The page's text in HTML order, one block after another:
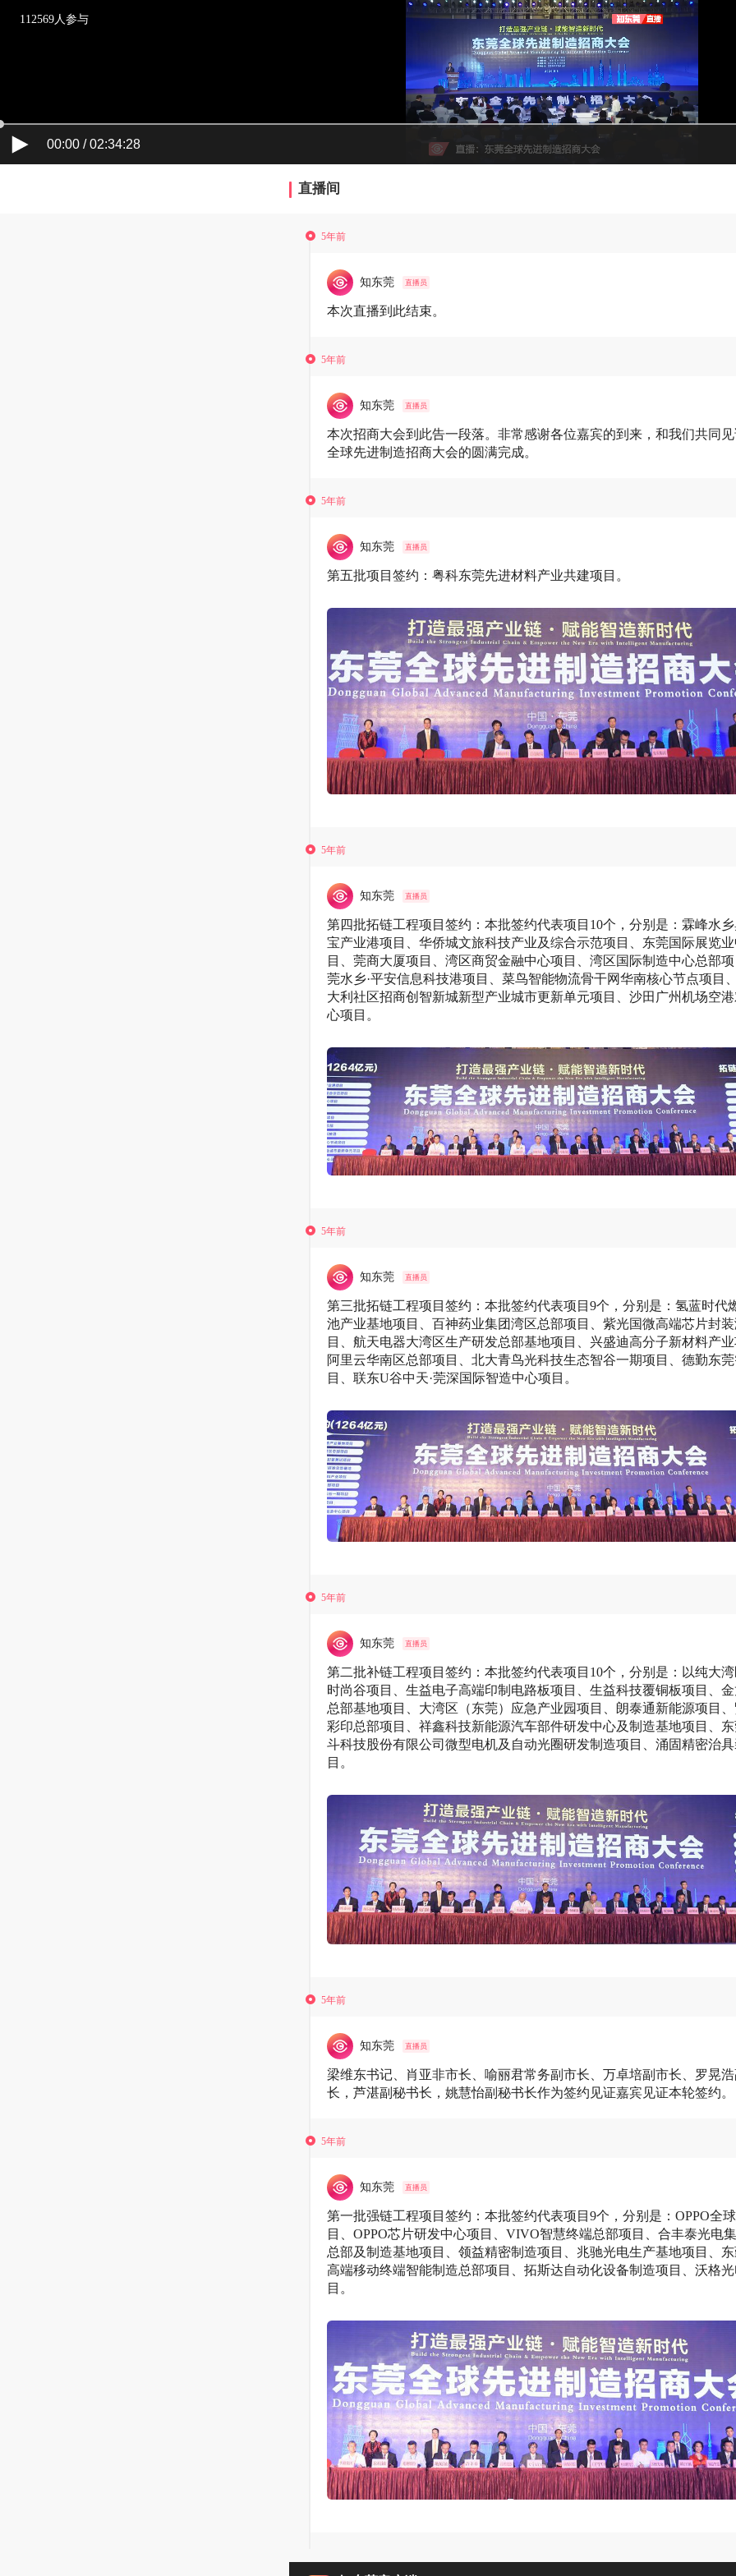
00:00 / 02:34:28
112569人参与
直播间
5年前
知东莞 直播员
本次直播到此结束。
5年前
知东莞 直播员
本次招商大会到此告一段落。非常感谢各位嘉宾的到来，和我们共同
全球先进制造招商大会的圆满完成。
5年前
知东莞 直播员
第五批项目签约：粤科东莞先进材料产业共建项目。
5年前
知东莞 直播员
第四批拓链工程项目签约：本批签约代表项目10个，分别是：霖峰水
宝产业港项目、华侨城文旅科技产业及综合示范项目、东莞国际展览
目、莞商大厦项目、湾区商贸金融中心项目、湾区国际制造中心总部
莞水乡·平安信息科技港项目、菜鸟智能物流骨干网华南核心节点项目
大利社区招商创智新城新型产业城市更新单元项目、沙田广州机场空
心项目。
5年前
知东莞 直播员
第三批拓链工程项目签约：本批签约代表项目9个，分别是：氢蓝时代
池产业基地项目、百神药业集团湾区总部项目、紫光国微高端芯片封
目、航天电器大湾区生产研发总部基地项目、兴盛迪高分子新材料产
阿里云华南区总部项目、北大青鸟光科技生态智谷一期项目、德勤东
目、联东U谷中天·莞深国际智造中心项目。
5年前
知东莞 直播员
第二批补链工程项目签约：本批签约代表项目10个，分别是：以纯大
时尚谷项目、生益电子高端印制电路板项目、生益科技覆铜板项目、
总部基地项目、大湾区（东莞）应急产业园项目、朗泰通新能源项目
彩印总部项目、祥鑫科技新能源汽车部件研发中心及制造基地项目、
斗科技股份有限公司微型电机及自动光圈研发制造项目、涌固精密治
目。
5年前
知东莞 直播员
梁维东书记、肖亚非市长、喻丽君常务副市长、万卓培副市长、罗晃
长，芦湛副秘书长，姚慧怡副秘书长作为签约见证嘉宾见证本轮签约。
5年前
知东莞 直播员
第一批强链工程项目签约：本批签约代表项目9个，分别是：OPPO全
目、OPPO芯片研发中心项目、VIVO智慧终端总部项目、合丰泰光电
总部及制造基地项目、领益精密制造项目、兆驰光电生产基地项目、
高端移动终端智能制造总部项目、拓斯达自动化设备制造项目、沃格
目。